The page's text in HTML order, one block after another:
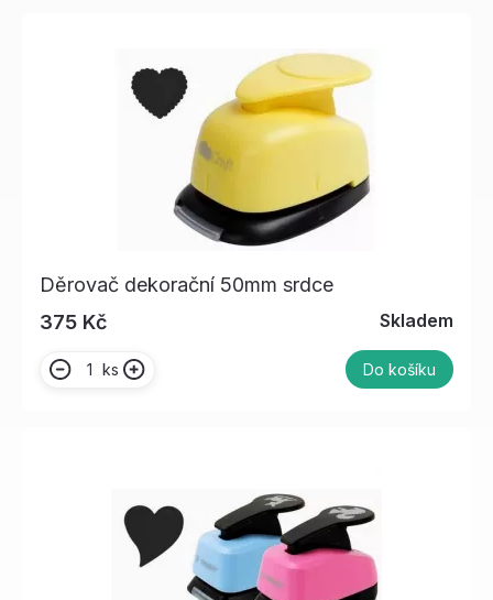
Děrovač dekorační 50mm srdce
375 Kč
Skladem
ks Do košíku